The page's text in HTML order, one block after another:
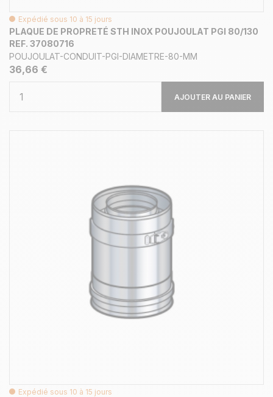
Expédié sous 10 à 15 jours
PLAQUE DE PROPRETÉ STH INOX POUJOULAT PGI 80/130
REF. 37080716
POUJOULAT-CONDUIT-PGI-DIAMETRE-80-MM
36,66 €
AJOUTER AU PANIER
Expédié sous 10 à 15 jours